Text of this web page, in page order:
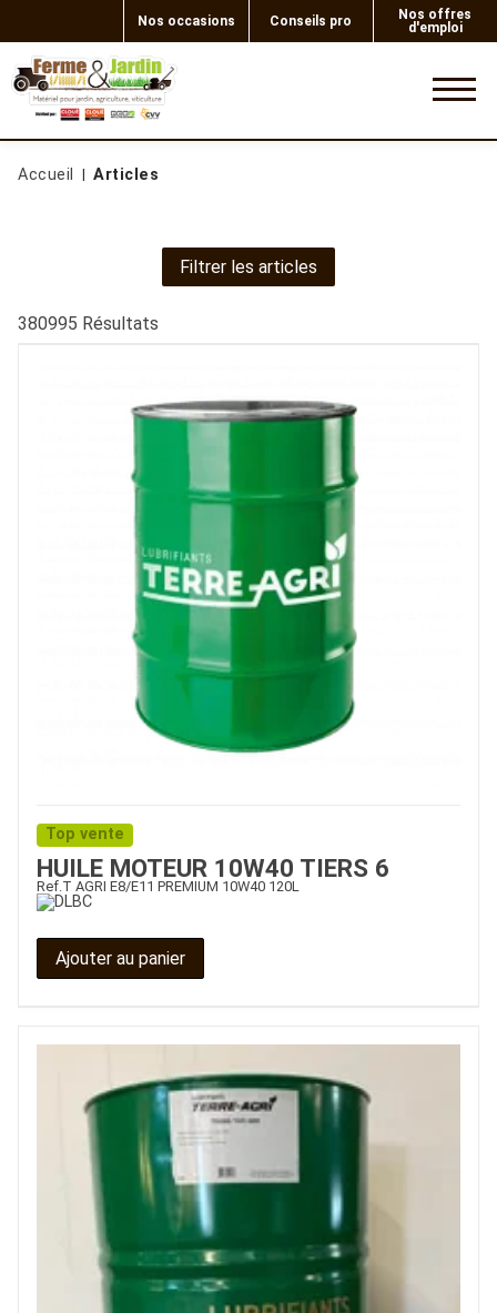
Nos occasions Conseils pro
Nos offres
d'emploi
Accueil Articles
Filtrer les articles
380995 Résultats
Top vente
HUILE MOTEUR 10W40 TIERS 6
Ref. T AGRI E8/E11 PREMIUM 10W40 120L
Ajouter au panier